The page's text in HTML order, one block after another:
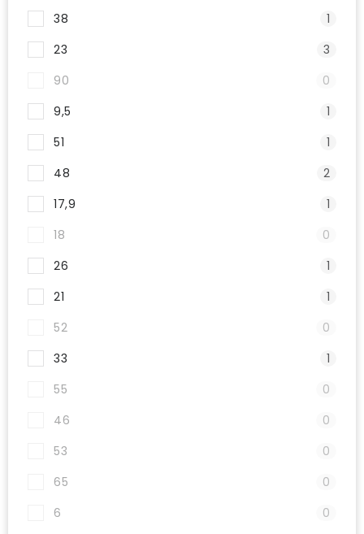
38
1
23
3
90
0
9,5
1
51
1
48
2
17,9
1
18
0
26
1
21
1
52
0
33
1
55
0
46
0
53
0
65
0
6
0